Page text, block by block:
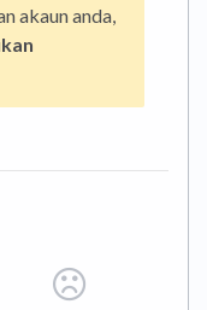
akaun anda,